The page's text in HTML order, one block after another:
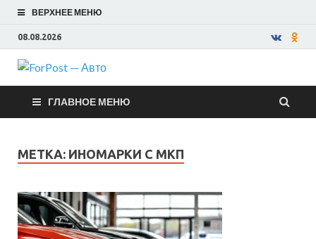
ВЕРХНЕЕ МЕНЮ
08.08.2026
ForPost —
Авто
ГЛАВНОЕ МЕНЮ
МЕТКА: ИНОМАРКИ С МКП